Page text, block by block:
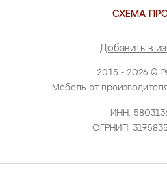
2015 - 2026 ©
Мебель от
ИНН:
ОГРНИП:
СХЕМА
Добавить в